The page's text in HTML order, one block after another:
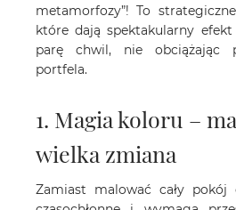
metamorfozy”! To
które dają spektakularny efekt
parę chwil, nie obciążając
portfela.
1. Magia koloru –
wielka zmiana
Zamiast malować cały